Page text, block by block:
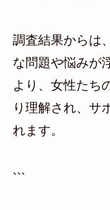
調査結果からは
な問題や悩みが
より、女性たち
り理解され、サ
れます。
```